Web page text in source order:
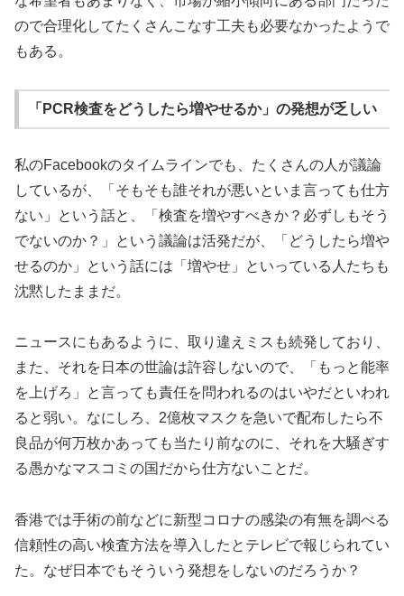
ので合理化してたくさんこなす工夫も必要なかったようで
もある。
「PCR検査をどうしたら増やせるか」の発想が乏しい
私のFacebookのタイムラインでも、たくさんの人が議論
しているが、「そもそも誰それが悪いといま言っても仕方
ない」という話と、「検査を増やすべきか？必ずしもそう
でないのか？」という議論は活発だが、「どうしたら増や
せるのか」という話には「増やせ」といっている人たちも
沈黙したままだ。
ニュースにもあるように、取り違えミスも続発しており、
また、それを日本の世論は許容しないので、「もっと能率
を上げろ」と言っても責任を問われるのはいやだといわれ
ると弱い。なにしろ、2億枚マスクを急いで配布したら不
良品が何万枚かあっても当たり前なのに、それを大騒ぎす
る愚かなマスコミの国だから仕方ないことだ。
香港では手術の前などに新型コロナの感染の有無を調べる
信頼性の高い検査方法を導入したとテレビで報じられてい
た。なぜ日本でもそういう発想をしないのだろうか？